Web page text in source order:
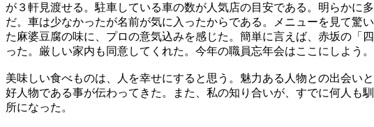
が３軒見渡せる。駐車している車の数が人気店の目安である。明らかに
だ。車は少なかったが名前が気に入ったからである。メニューを見て驚
た麻婆豆腐の味に、プロの意気込みを感じた。簡単に言えば、赤坂の「
った。厳しい家内も同意してくれた。今年の職員忘年会はここにしよう。
美味しい食べものは、人を幸せにすると思う。魅力ある人物との出会い
好人物である事が伝わってきた。また、私の知り合いが、すでに何人も
所になった。